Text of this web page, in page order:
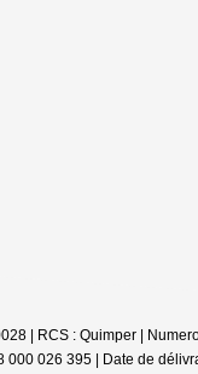
| RCS : Quimper |
000 026 395 | Date de